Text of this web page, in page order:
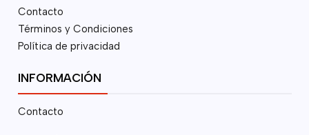
Contacto
Términos y Condiciones
Política de privacidad
INFORMACIÓN
Contacto